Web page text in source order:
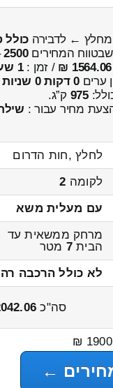
מחלץ ← לדבירה כולל
המחירים2500
1564.06 ₪ / זמן :1 שעות 12 דקות
ערים0 דקות 0 שניות
975 ק”ג.
מחיר עבור :
לחלץ ,חות הדרום
לקומה 2
עם מעלית משא
מרחק ממשאית עד
הבית7 מטר
לא כולל הרכבה
סה"כ
←